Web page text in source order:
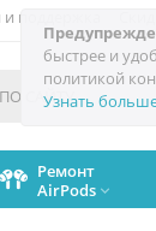
быстрее и
политикой
Узнать
поддержка
Ремонт
AirPods 